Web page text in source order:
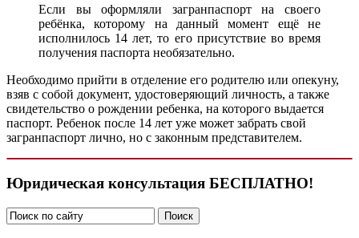
Если вы оформляли загранпаспорт на своего
ребёнка, которому на данный момент ещё не
исполнилось 14 лет, то его присутствие во время
получения паспорта необязательно.
Необходимо прийти в отделение его родителю или опекуну,
взяв с собой документ, удостоверяющий личность, а также
свидетельство о рождении ребенка, на которого выдается
паспорт. Ребенок после 14 лет уже может забрать свой
загранпаспорт лично, но с законным представителем.
Юридическая консультация БЕСПЛАТНО!